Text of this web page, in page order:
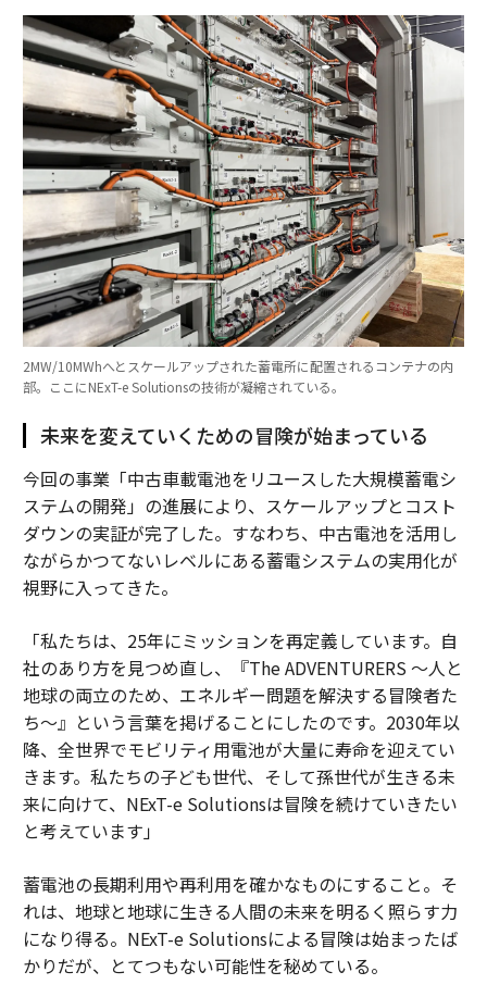
2MW/10MWhへとスケールアップされた蓄電所に配置されるコンテナの内
部。ここにNExT-e Solutionsの技術が凝縮されている。
未来を変えていくための冒険が始まっている
今回の事業「中古車載電池をリユースした大規模蓄電シ
ステムの開発」の進展により、スケールアップとコスト
ダウンの実証が完了した。すなわち、中古電池を活用し
ながらかつてないレベルにある蓄電システムの実用化が
視野に入ってきた。
「私たちは、25年にミッションを再定義しています。自
社のあり方を見つめ直し、『The ADVENTURERS 〜人と
地球の両立のため、エネルギー問題を解決する冒険者た
ち〜』という言葉を掲げることにしたのです。2030年以
降、全世界でモビリティ用電池が大量に寿命を迎えてい
きます。私たちの子ども世代、そして孫世代が生きる未
来に向けて、NExT-e Solutionsは冒険を続けていきたい
と考えています」
蓄電池の長期利用や再利用を確かなものにすること。そ
れは、地球と地球に生きる人間の未来を明るく照らす力
になり得る。NExT-e Solutionsによる冒険は始まったば
かりだが、とてつもない可能性を秘めている。